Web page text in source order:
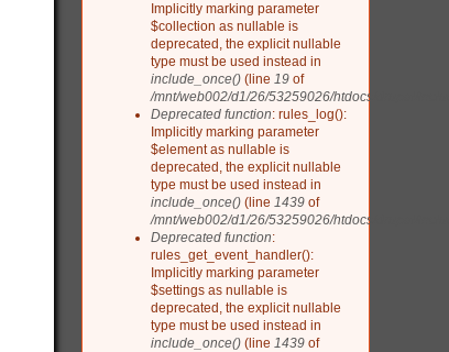
Implicitly marking parameter
$collection as nullable is
deprecated, the explicit nullable
type must be used instead in
include_once() (line 19 of
/mnt/web002/d1/26/53259026/htdocs/drupal/
Deprecated function: rules_log():
Implicitly marking parameter
$element as nullable is
deprecated, the explicit nullable
type must be used instead in
include_once() (line 1439 of
/mnt/web002/d1/26/53259026/htdocs/drupal/
Deprecated function:
rules_get_event_handler():
Implicitly marking parameter
$settings as nullable is
deprecated, the explicit nullable
type must be used instead in
include_once() (line 1439 of